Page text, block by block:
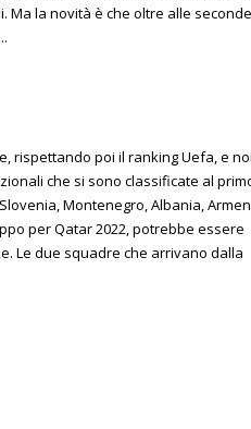
la novità è che oltre alle
rispettando poi il ranking Uefa, e
che si sono classificate al
Montenegro, Albania,
per Qatar 2022, potrebbe essere
Le due squadre che arrivano dalla